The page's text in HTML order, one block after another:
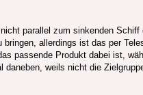
parallel zum sinkenden
allerdings ist das per
passende Produkt dabei ist,
weils nicht die